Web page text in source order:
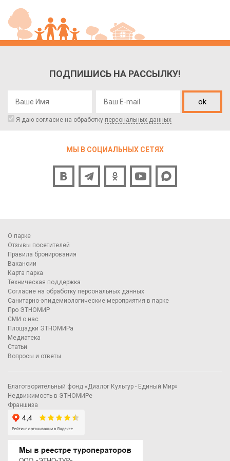
ПОДПИШИСЬ НА РАССЫЛКУ!
ok
Я даю согласие на обработку персональных данных
МЫ В СОЦИАЛЬНЫХ СЕТЯХ
О парке
Отзывы посетителей
Правила бронирования
Вакансии
Карта парка
Техническая поддержка
Согласие на обработку персональных данных
Санитарно-эпидемиологические мероприятия в парке
Про ЭТНОМИР
СМИ о нас
Площадки ЭТНОМИРа
Медиатека
Статьи
Вопросы и ответы
Благотворительный фонд «Диалог Культур - Единый Мир»
Недвижимость в ЭТНОМИРе
Франшиза